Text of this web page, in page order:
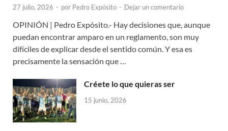
27 julio, 2026 - por Pedro Expósito - Dejar un comentario
OPINIÓN | Pedro Expósito.- Hay decisiones que, aunque
puedan encontrar amparo en un reglamento, son muy
difíciles de explicar desde el sentido común. Y esa es
precisamente la sensación que …
Créete lo que quieras ser
15 junio, 2026